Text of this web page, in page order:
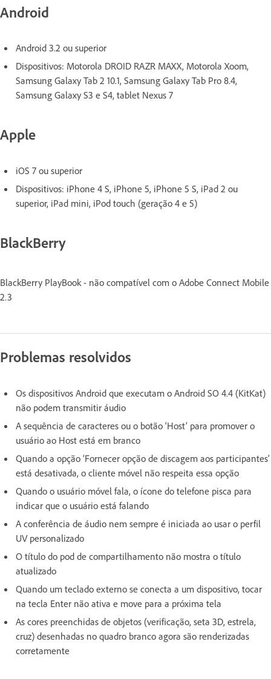
Android
Android 3.2 ou superior
Dispositivos: Motorola DROID RAZR MAXX, Motorola Xoom,
Samsung Galaxy Tab 2 10.1, Samsung Galaxy Tab Pro 8.4,
Samsung Galaxy S3 e S4, tablet Nexus 7
Apple
iOS 7 ou superior
Dispositivos: iPhone 4 S, iPhone 5, iPhone 5 S, iPad 2 ou
superior, iPad mini, iPod touch (geração 4 e 5)
BlackBerry
BlackBerry PlayBook - não compatível com o Adobe Connect Mobile
2.3
Problemas resolvidos
Os dispositivos Android que executam o Android SO 4.4 (KitKat)
não podem transmitir áudio
A sequência de caracteres ou o botão ‘Host’ para promover o
usuário ao Host está em branco
Quando a opção ‘Fornecer opção de discagem aos participantes’
está desativada, o cliente móvel não respeita essa opção
Quando o usuário móvel fala, o ícone do telefone pisca para
indicar que o usuário está falando
A conferência de áudio nem sempre é iniciada ao usar o perfil
UV personalizado
O título do pod de compartilhamento não mostra o título
atualizado
Quando um teclado externo se conecta a um dispositivo, tocar
na tecla Enter não ativa e move para a próxima tela
As cores preenchidas de objetos (verificação, seta 3D, estrela,
cruz) desenhadas no quadro branco agora são renderizadas
corretamente